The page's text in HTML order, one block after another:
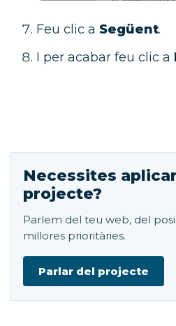
Feu clic a Següent.
I per acabar feu clic a
Necessites
projecte?
Parlem del teu web, del
millores prioritàries.
Parlar del projecte